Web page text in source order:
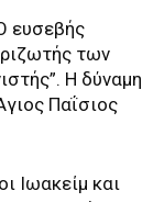
ευσεβής
των
Η δύναμη
Παΐσιος
Ιωακείμ και